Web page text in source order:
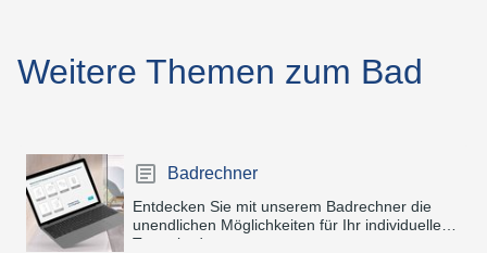
Weitere Themen zum Bad
Badrechner
Entdecken Sie mit unserem Badrechner die
unendlichen Möglichkeiten für Ihr individuelles
Traumbad.